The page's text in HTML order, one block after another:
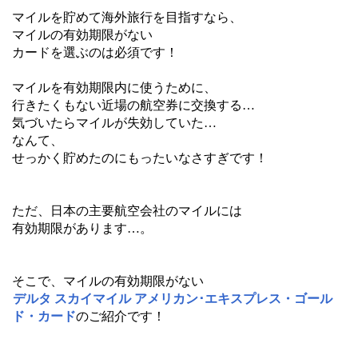
マイルを貯めて海外旅行を目指すなら、
マイルの有効期限がない
カードを選ぶのは必須です！
マイルを有効期限内に使うために、
行きたくもない近場の航空券に交換する…
気づいたらマイルが失効していた…
なんて、
せっかく貯めたのにもったいなさすぎです！
ただ、日本の主要航空会社のマイルには
有効期限があります…。
そこで、マイルの有効期限がない
デルタ スカイマイル アメリカン･エキスプレス・ゴール
ド・カードのご紹介です！